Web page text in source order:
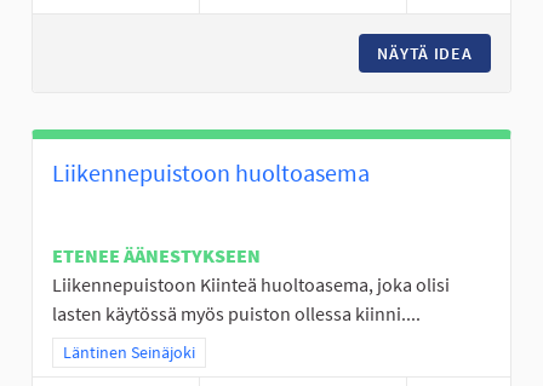
NÄYTÄ IDEA
Liikennepuistoon huoltoasema
ETENEE ÄÄNESTYKSEEN
Liikennepuistoon Kiinteä huoltoasema, joka olisi
lasten käytössä myös puiston ollessa kiinni....
Rajaa tulokset teeman mukaan: Läntinen Seinäjoki
Läntinen Seinäjoki